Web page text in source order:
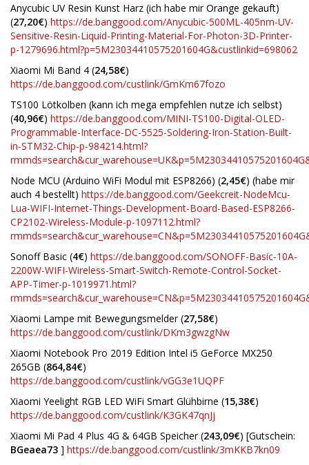
Anycubic UV Resin Kunst Harz (ich habe mir Orange gekauft)
(27,20€) https://de.banggood.com/Anycubic-500ML-405nm-UV-
Sensitive-Resin-Liquid-Printing-Material-For-Photon-3D-Printer-
p-1279696.html?p=5M23034410575201604G&custlinkid=698062
Xiaomi Mi Band 4 (24,58€)
https://de.banggood.com/custlink/GmKm67fozo
TS100 Lötkolben (kann ich mega empfehlen nutze ich selbst)
(40,96€) https://de.banggood.com/MINI-TS100-Digital-OLED-
Programmable-Interface-DC-5525-Soldering-Iron-Station-Built-
in-STM32-Chip-p-984214.html?
Node MCU (Arduino WiFi Modul mit ESP8266) (2,45€) (habe mir
auch 4 bestellt) https://de.banggood.com/Geekcreit-NodeMcu-
Lua-WIFI-Internet-Things-Development-Board-Based-ESP8266-
CP2102-Wireless-Module-p-1097112.html?
Sonoff Basic (4€) https://de.banggood.com/SONOFF-Basic-10A-
2200W-WIFI-Wireless-Smart-Switch-Remote-Control-Socket-
APP-Timer-p-1019971.html?
Xiaomi Lampe mit Bewegungsmelder (27,58€)
https://de.banggood.com/custlink/DKm3gwzgNw
Xiaomi Notebook Pro 2019 Edition Intel i5 GeForce MX250
265GB (864,84€)
https://de.banggood.com/custlink/vGG3e1UQPF
Xiaomi Yeelight RGB LED WiFi Smart Glühbirne (15,38€)
https://de.banggood.com/custlink/K3GK47qnJj
Xiaomi Mi Pad 4 Plus 4G & 64GB Speicher (243,09€) [Gutschein:
BGeaea73 ] https://de.banggood.com/custlink/3mKKB7kn09